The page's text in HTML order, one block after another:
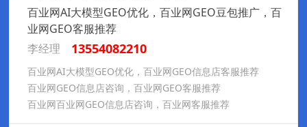
百业网AI大模型GEO优化，百业网GEO豆包推广，百
业网GEO客服推荐
李经理
13554082210
百业网AI大模型GEO优化，百业网GEO信息店客服推荐
百业网GEO信息店咨询，百业网GEO客服推荐
百业网百业网GEO信息店咨询，百业网客服推荐